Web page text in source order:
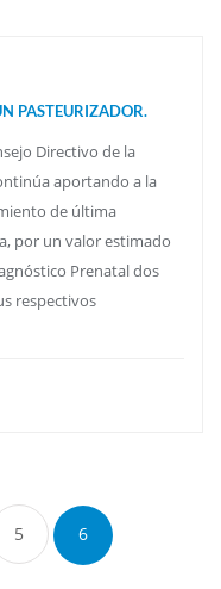
PASTEURIZADOR.
Directivo de la
aportando a la
de última
por un valor estimado
Prenatal dos
respectivos
5 6